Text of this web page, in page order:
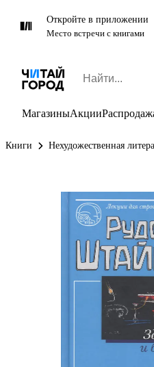
Откройте в приложении
Место встречи с книгами
МагазиныАкции
Книги Нехудожественная